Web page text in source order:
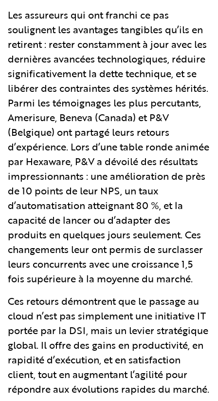
Les assureurs qui ont franchi ce pas
soulignent les avantages tangibles qu’ils en
retirent : rester constamment à jour avec les
dernières avancées technologiques, réduire
significativement la dette technique, et se
libérer des contraintes des systèmes hérités.
Parmi les témoignages les plus percutants,
Amerisure, Beneva (Canada) et P&V
(Belgique) ont partagé leurs retours
d’expérience. Lors d’une table ronde animée
par Hexaware, P&V a dévoilé des résultats
impressionnants : une amélioration de près
de 10 points de leur NPS, un taux
d’automatisation atteignant 80 %, et la
capacité de lancer ou d’adapter des
produits en quelques jours seulement. Ces
changements leur ont permis de surclasser
leurs concurrents avec une croissance 1,5
fois supérieure à la moyenne du marché.
Ces retours démontrent que le passage au
cloud n’est pas simplement une initiative IT
portée par la DSI, mais un levier stratégique
global. Il offre des gains en productivité, en
rapidité d’exécution, et en satisfaction
client, tout en augmentant l’agilité pour
répondre aux évolutions rapides du marché.